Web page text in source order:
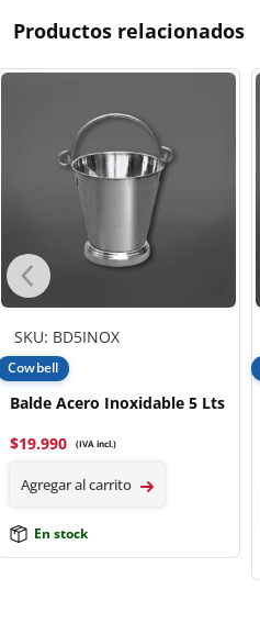
Productos relacionados
SKU: BD5INOX
Cowbell
Balde Acero Inoxidable 5 Lts
$19.990 (IVA incl.)
Agregar al carrito
En stock